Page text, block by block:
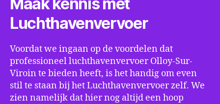
Luchthavenvervoer
Voordat we ingaan op de voordelen dat
professioneel luchthavenvervoer Olloy-Sur-
Viroin te bieden heeft, is het handig om even
stil te staan bij het Luchthavenvervoer zelf. We
zien namelijk dat hier nog altijd een hoop